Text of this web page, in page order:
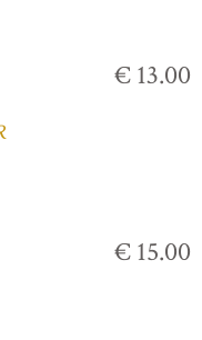
€ 13.00
€ 15.00